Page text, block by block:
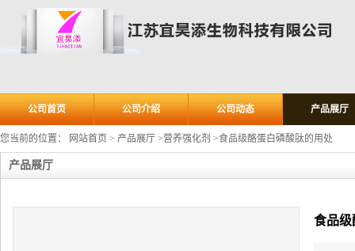
公司首页 公司介绍 公司动态 产品展厅
您当前的位置： 网站首页 > 产品展厅 >营养强化剂 >食品级酪蛋白磷酸肽的用处
产品展厅
食品级